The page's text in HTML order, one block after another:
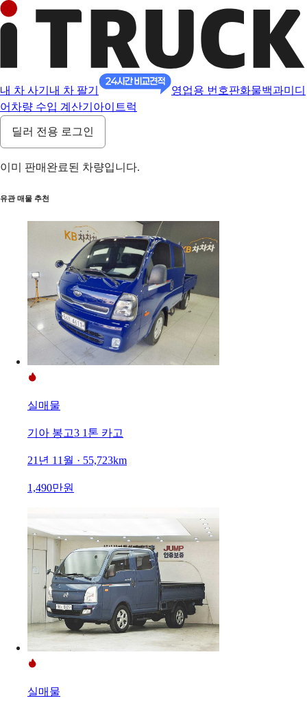
내 차 사기 내 차 팔기 영업용 번호판화물백과미디
어 차량 수입 계산기 아이트럭
딜러 전용 로그인
이미 판매완료된 차량입니다.
유관 매물 추천
실매물
기아 봉고3 1톤 카고
21년 11월 · 55,723km
1,490만원
실매물